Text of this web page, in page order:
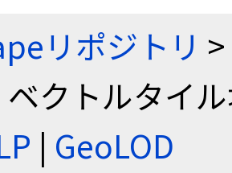
リポジトリ >
ベクトルタイ
| GeoLOD